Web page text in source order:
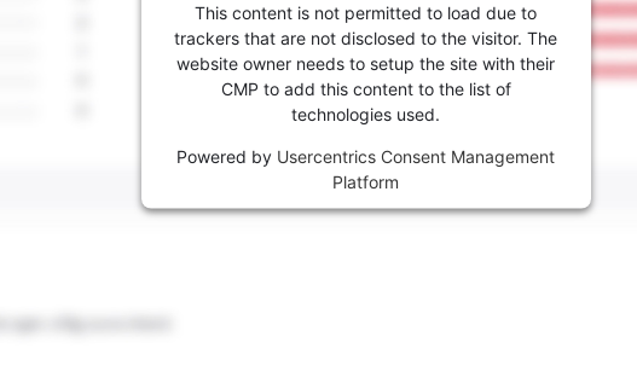
This content is not permitted to load due to
trackers that are not disclosed to the visitor. The
website owner needs to setup the site with their
CMP to add this content to the list of
technologies used.
Powered by Usercentrics Consent Management
Platform